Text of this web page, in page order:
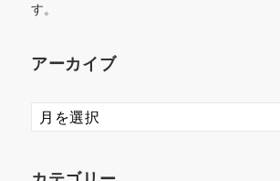
す。
アーカイブ
ア
ー